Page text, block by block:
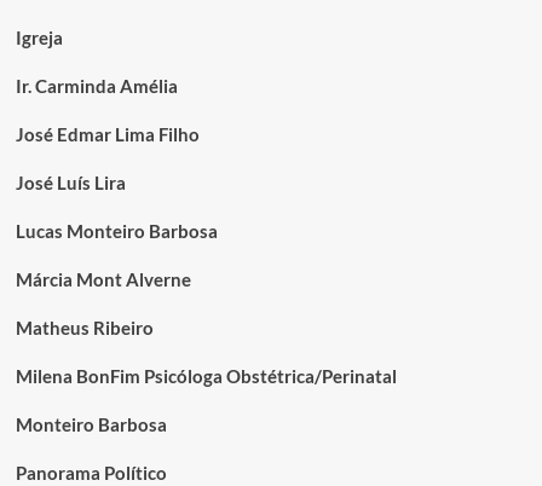
Igreja
Ir. Carminda Amélia
José Edmar Lima Filho
José Luís Lira
Lucas Monteiro Barbosa
Márcia Mont Alverne
Matheus Ribeiro
Milena BonFim Psicóloga Obstétrica/Perinatal
Monteiro Barbosa
Panorama Político